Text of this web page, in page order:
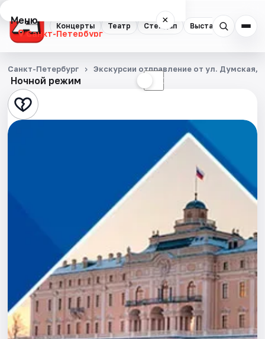
Концерты Театр Стендап Выставки
Меню ×
Санкт-Петербург
Концерты
Театр
Стендап
Города
Площадки
Ночной режим ☾
Санкт-Петербург Экскурсии отправление от ул. Думская,